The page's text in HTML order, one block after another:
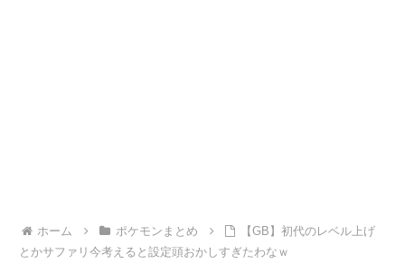
ホーム ポケモンまとめ
【GB】初代のレベル上げ
とかサファリ今考えると設定頭おかしすぎたわなｗ